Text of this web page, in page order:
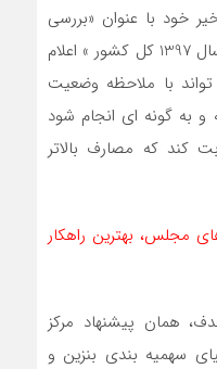
خود با عنوان «بررسی
مصوبات کمیسیون تلفیق بودجه سال 1397 کل کشور » اعلام
با ملاحظه وضعیت
و به گونه ای انجام شود
کند که مصارف بالاتر
مجلس، بهترین راهکار
همان پیشنهاد مرکز
سهمیه بندی بنزین و